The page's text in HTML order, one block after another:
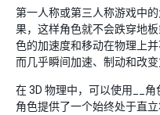
第一人称或第三人称游戏中
果，这样角色就不会跌穿地
色的加速度和移动在物理上
而几乎瞬间加速、制动和改变
在 3D 物理中，可以使用__
角色提供了一个始终处于直